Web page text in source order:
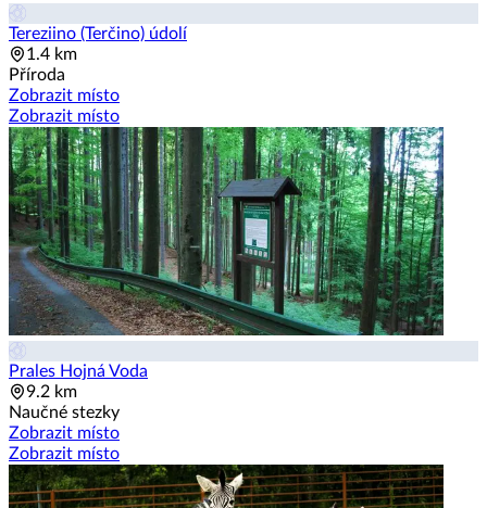
Tereziino (Terčino) údolí
1.4 km
Příroda
Zobrazit místo
Zobrazit místo
Prales Hojná Voda
9.2 km
Naučné stezky
Zobrazit místo
Zobrazit místo